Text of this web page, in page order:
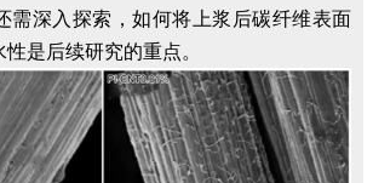
需深入探索，如何将上浆后碳纤维表面
是后续研究的重点。